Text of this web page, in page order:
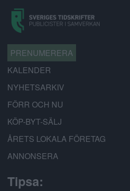
PRENUMERERA
KALENDER
NYHETSARKIV
FÖRR OCH NU
KÖP-BYT-SÄLJ
ÅRETS LOKALA FÖRETAG
ANNONSERA
Tipsa: